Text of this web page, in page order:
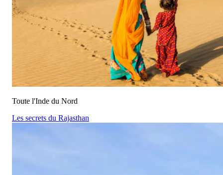
Toute l'Inde du Nord
Les secrets du Rajasthan